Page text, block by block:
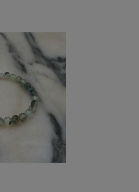
Piedras Semipreciosas y Piedras
Preciosas ¿en qué se diferencian?
Piedras Semipreciosas y Piedras
Preciosas ¿en qué se diferencian?
Leer más